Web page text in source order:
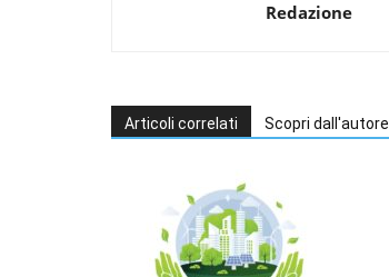
Redazione
Articoli correlati Scopri dall'autore